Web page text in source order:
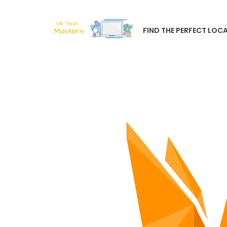
FIND THE PERFECT